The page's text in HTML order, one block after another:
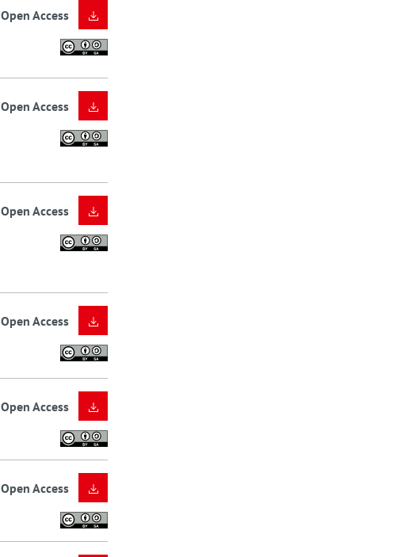
Open Access
Open Access
Open Access
Open Access
Open Access
Open Access